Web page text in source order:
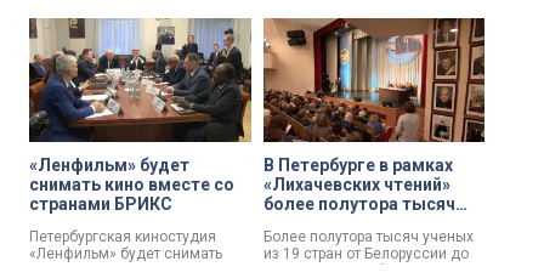
«Ленфильм» будет
снимать кино вместе со
странами БРИКС
Петербургская киностудия
«Ленфильм» будет снимать
В Петербурге в рамках
«Лихачевских чтений»
более полутора тысяч
стран БРИКС
Более полутора тысяч ученых
из 19 стран от Белоруссии до